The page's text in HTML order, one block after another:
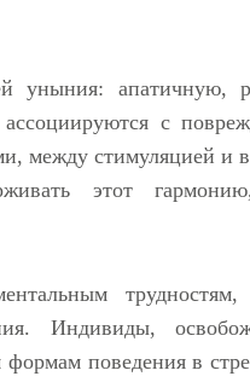
уныния: апатичную,
с
между стимуляцией и
этот
трудностям,
Индивиды,
поведения в